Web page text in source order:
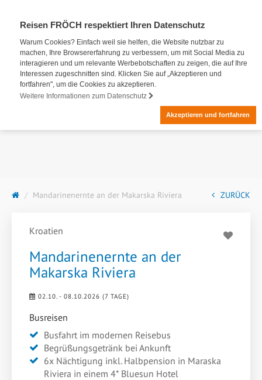
Reisen FRÖCH respektiert Ihren Datenschutz
Warum Cookies? Einfach weil sie helfen, die Website nutzbar zu
machen, Ihre Browsererfahrung zu verbessern, um mit Social Media zu
interagieren und um relevante Werbebotschaften zu zeigen, die auf Ihre
Interessen zugeschnitten sind. Klicken Sie auf „Akzeptieren und
fortfahren", um die Cookies zu akzeptieren.
Weitere Informationen zum Datenschutz
Akzeptieren und fortfahren
Mandarinenernte an der Makarska Riviera ZURÜCK
Kroatien
Mandarinenernte an der
Makarska Riviera
02.10. - 08.10.2026 (7 TAGE)
Busreisen
Busfahrt im modernen Reisebus
Begrüßungsgetränk bei Ankunft
6x Nächtigung inkl. Halbpension in Maraska
Riviera in einem 4* Bluesun Hotel